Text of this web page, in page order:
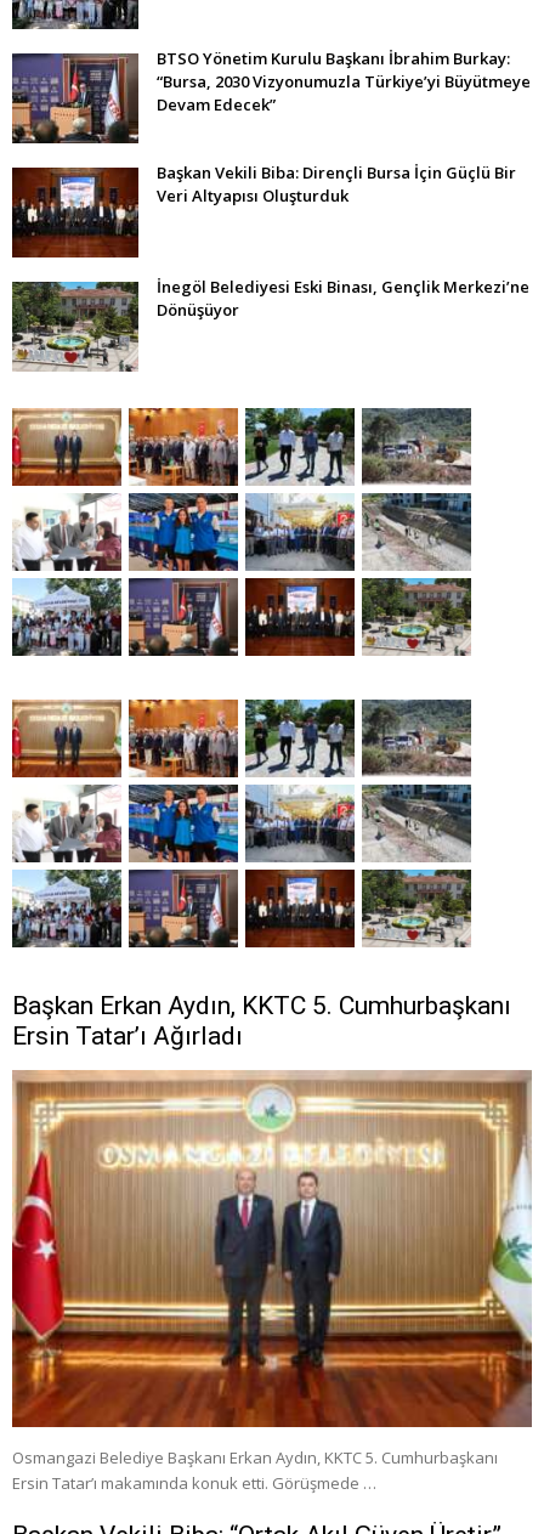
BTSO Yönetim Kurulu Başkanı İbrahim Burkay:
“Bursa, 2030 Vizyonumuzla Türkiye’yi Büyütmeye
Devam Edecek”
Başkan Vekili Biba: Dirençli Bursa İçin Güçlü Bir
Veri Altyapısı Oluşturduk
İnegöl Belediyesi Eski Binası, Gençlik Merkezi’ne
Dönüşüyor
Başkan Erkan Aydın, KKTC 5. Cumhurbaşkanı
Ersin Tatar’ı Ağırladı
Osmangazi Belediye Başkanı Erkan Aydın, KKTC 5. Cumhurbaşkanı
Ersin Tatar’ı makamında konuk etti. Görüşmede …